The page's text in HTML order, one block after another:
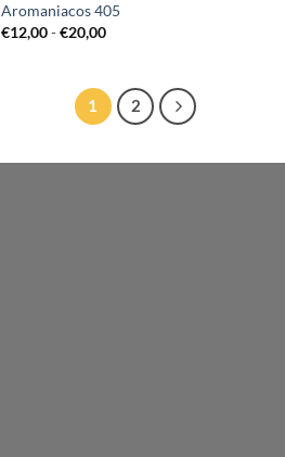
Aromaniacos 405
€12,00 - €20,00Rango
€12,00
hasta
€20,00
1 2